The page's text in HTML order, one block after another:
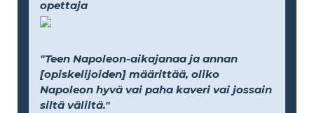
opettaja
"Teen Napoleon-aikajanaa ja annan
[opiskelijoiden] määrittää, oliko
Napoleon hyvä vai paha kaveri vai jossain
siltä väliltä."